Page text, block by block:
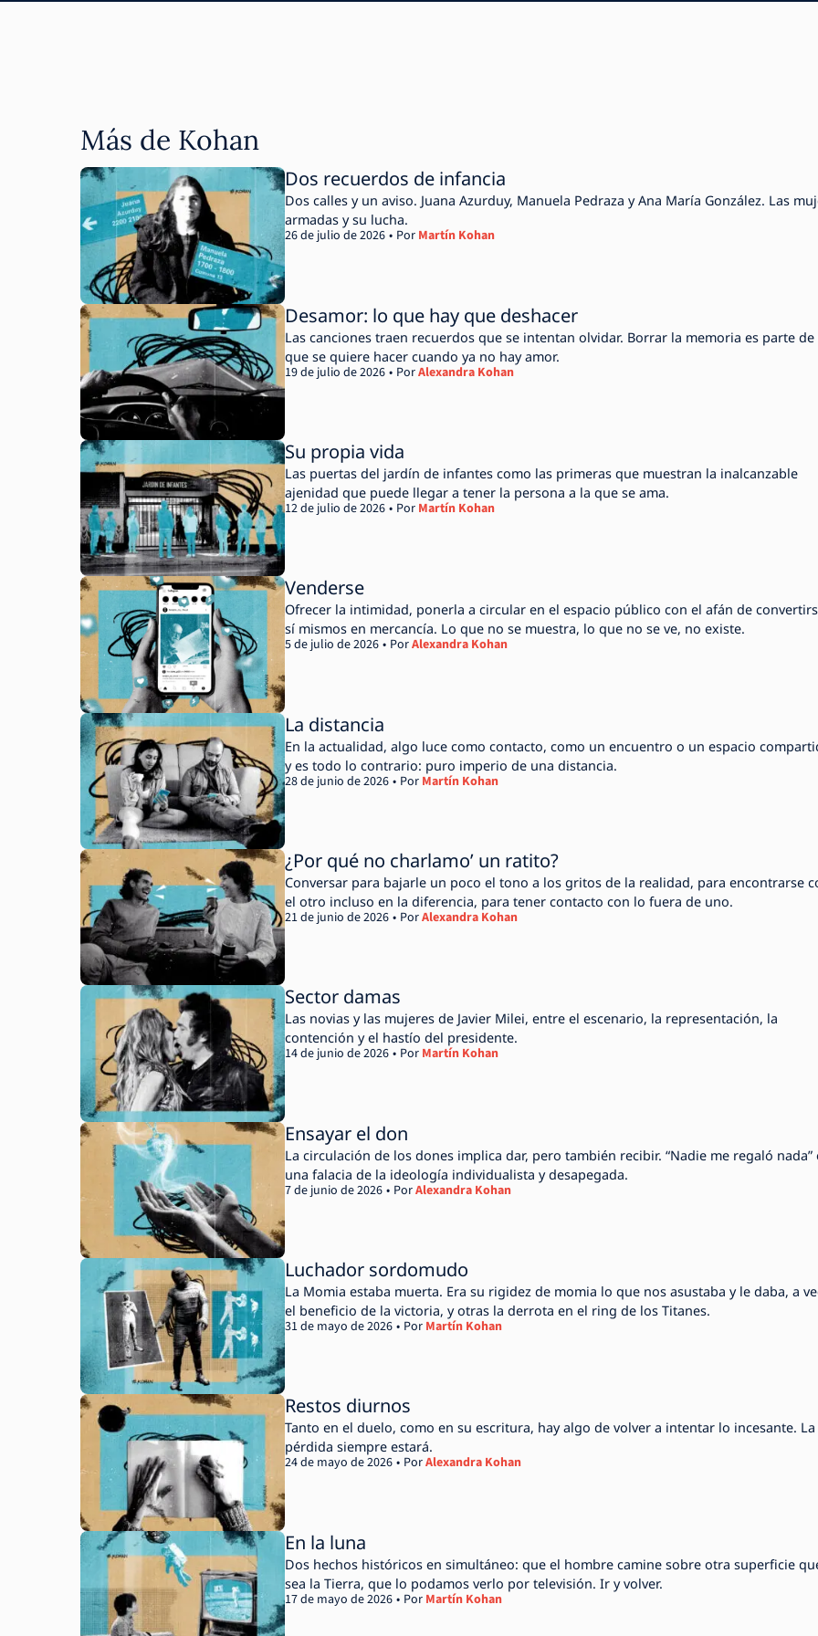
Más de Kohan
Dos recuerdos de infancia
Dos calles y un aviso. Juana Azurduy, Manuela Pedraza y Ana María González. Las
armadas y su lucha.
Por Martín Kohan
26 de julio de 2026
Desamor: lo que hay que deshacer
Las canciones traen recuerdos que se intentan olvidar. Borrar la memoria es parte de
que se quiere hacer cuando ya no hay amor.
PorAlexandra Kohan
19 de julio de 2026
Su propia vida
Las puertas del jardín de infantes como las primeras que muestran la inalcanzable
ajenidad que puede llegar a tener la persona a la que se ama.
Por Martín Kohan
12 de julio de 2026
Venderse
Ofrecer la intimidad, ponerla a circular en el espacio público con el afán de
sí mismos en mercancía. Lo que no se muestra, lo que no se ve, no existe.
PorAlexandra Kohan
5 de julio de 2026
La distancia
En la actualidad, algo luce como contacto, como un encuentro o un espacio
y es todo lo contrario: puro imperio de una distancia.
Por Martín Kohan
28 de junio de 2026
¿Por qué no charlamo’ un ratito?
Conversar para bajarle un poco el tono a los gritos de la realidad, para encontrarse
el otro incluso en la diferencia, para tener contacto con lo fuera de uno.
PorAlexandra Kohan
21 de junio de 2026
Sector damas
Las novias y las mujeres de Javier Milei, entre el escenario, la representación, la
contención y el hastío del presidente.
Por Martín Kohan
14 de junio de 2026
Ensayar el don
La circulación de los dones implica dar, pero también recibir. “Nadie me regaló nada”
una falacia de la ideología individualista y desapegada.
PorAlexandra Kohan
7 de junio de 2026
Luchador sordomudo
La Momia estaba muerta. Era su rigidez de momia lo que nos asustaba y le daba, a
el beneficio de la victoria, y otras la derrota en el ring de los Titanes.
Por Martín Kohan
31 de mayo de 2026
Restos diurnos
Tanto en el duelo, como en su escritura, hay algo de volver a intentar lo incesante. La
pérdida siempre estará.
PorAlexandra Kohan
24 de mayo de 2026
En la luna
Dos hechos históricos en simultáneo: que el hombre camine sobre otra superficie
sea la Tierra, que lo podamos verlo por televisión. Ir y volver.
Por Martín Kohan
17 de mayo de 2026